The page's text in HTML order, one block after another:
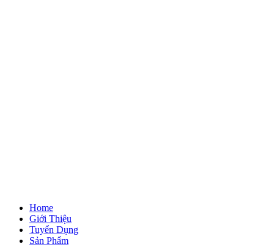
Home
Giới Thiệu
Tuyển Dụng
Sản Phẩm